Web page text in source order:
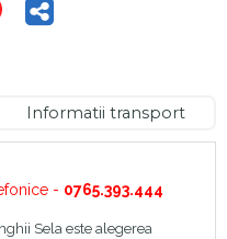
Informatii transport
- 0765.393.444
Sela este alegerea